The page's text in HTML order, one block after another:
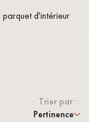
EN BOIS BRUT
parquet d'intérieur
Trier par :
Pertinence